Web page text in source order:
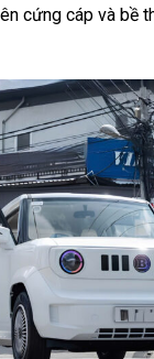
cứng cáp và bề